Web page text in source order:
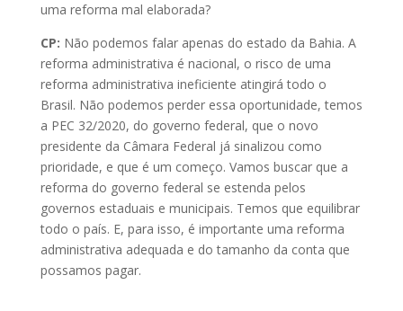
uma reforma mal elaborada?
CP: Não podemos falar apenas do estado da Bahia. A
reforma administrativa é nacional, o risco de uma
reforma administrativa ineficiente atingirá todo o
Brasil. Não podemos perder essa oportunidade, temos
a PEC 32/2020, do governo federal, que o novo
presidente da Câmara Federal já sinalizou como
prioridade, e que é um começo. Vamos buscar que a
reforma do governo federal se estenda pelos
governos estaduais e municipais. Temos que equilibrar
todo o país. E, para isso, é importante uma reforma
administrativa adequada e do tamanho da conta que
possamos pagar.